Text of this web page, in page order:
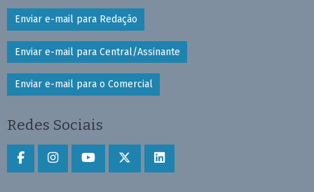
Enviar e-mail para Redação
Enviar e-mail para Central/Assinante
Enviar e-mail para o Comercial
Redes Sociais